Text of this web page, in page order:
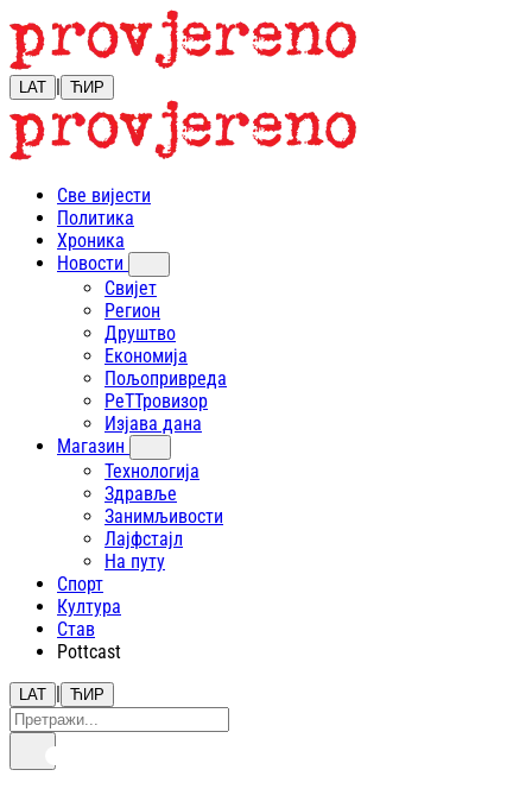
LAT | ЋИР
Све вијести
Политика
Хроника
Новости
Свијет
Регион
Друштво
Економија
Пољопривреда
РеТТровизор
Изјава дана
Магазин
Технологија
Здравље
Занимљивости
Лајфстajл
На путу
Спорт
Култура
Став
Pottcast
LAT | ЋИР